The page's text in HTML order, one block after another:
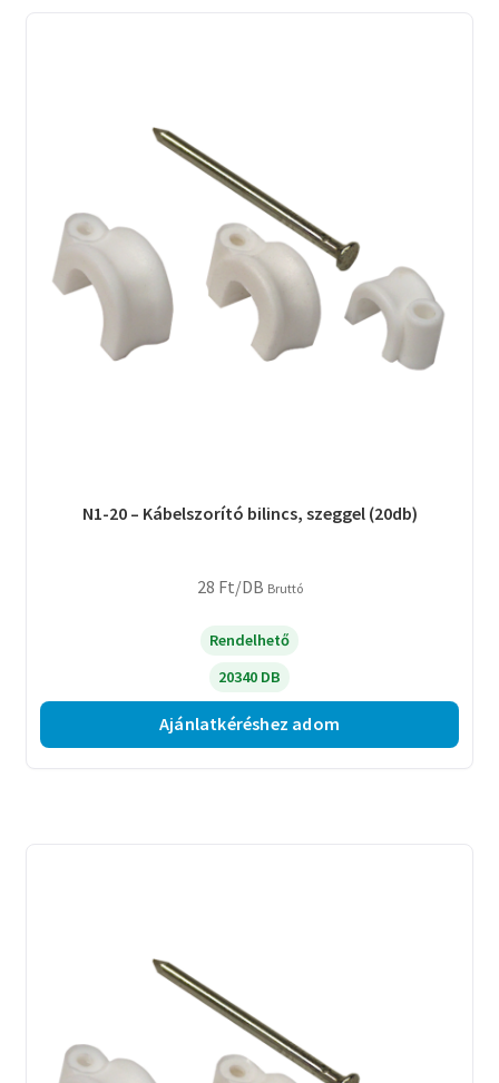
N1-20 – Kábelszorító bilincs, szeggel (20db)
28 Ft/DB Bruttó
Rendelhető
20340 DB
Ajánlatkéréshez adom